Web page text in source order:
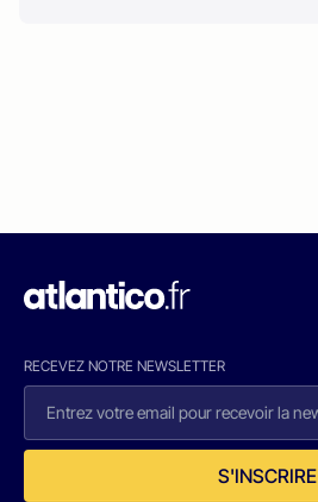
RECEVEZ NOTRE NEWSLETTER
S'INSCRIRE